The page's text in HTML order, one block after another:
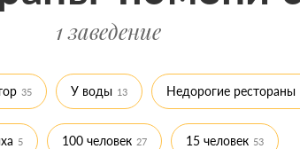
1 заведение
35 У воды 13 Недорогие рестораны
5 100 человек 27 15 человек 53